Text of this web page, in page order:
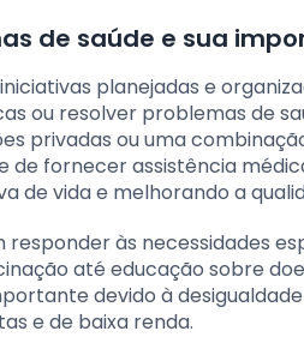
de saúde e sua
planejadas e
ou resolver problemas de
privadas ou uma
de fornecer assistência
de vida e melhorando a
responder às necessidades
até educação sobre
devido à
e de baixa renda.